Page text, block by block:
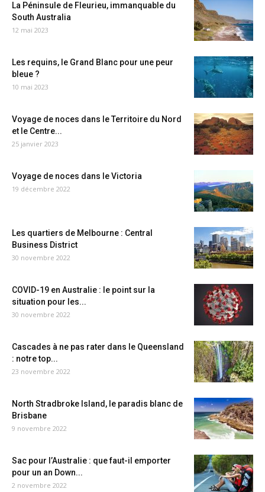
La Péninsule de Fleurieu, immanquable du
South Australia
12 mai 2023
Les requins, le Grand Blanc pour une peur
bleue ?
10 mai 2023
Voyage de noces dans le Territoire du Nord
et le Centre...
25 janvier 2023
Voyage de noces dans le Victoria
19 décembre 2022
Les quartiers de Melbourne : Central
Business District
30 novembre 2022
COVID-19 en Australie : le point sur la
situation pour les...
30 novembre 2022
Cascades à ne pas rater dans le Queensland
: notre top...
23 novembre 2022
North Stradbroke Island, le paradis blanc de
Brisbane
9 novembre 2022
Sac pour l’Australie : que faut-il emporter
pour un an Down...
2 novembre 2022